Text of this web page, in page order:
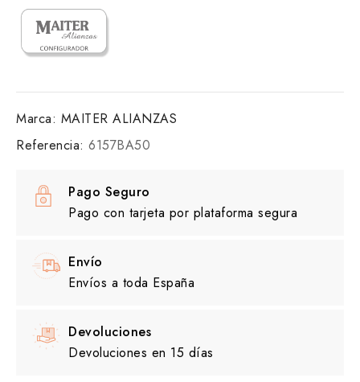
Marca: MAITER ALIANZAS
Referencia: 6157BA50
Pago Seguro
Pago con tarjeta por plataforma segura
Envío
Envíos a toda España
Devoluciones
Devoluciones en 15 días